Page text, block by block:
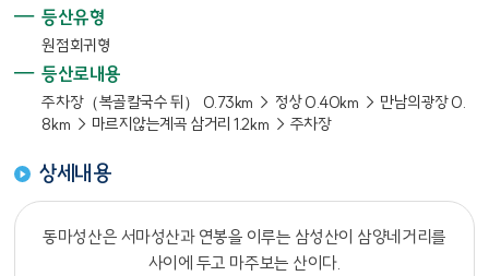
등산유형
원점회귀형
등산로내용
주차장（복골칼국수 뒤） 0.73km → 정상 0.40km → 만남의광장 0.
8km → 마르지않는계곡 삼거리 1.2km → 주차장
상세내용
동마성산은 서마성산과 연봉을 이루는 삼성산이 삼양네거리를
사이에 두고 마주보는 산이다.